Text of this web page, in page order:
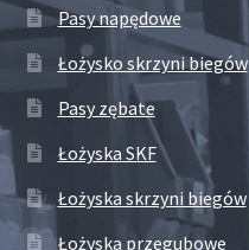
Pasy napędowe
Łożysko skrzyni biegów
Pasy zębate
Łożyska SKF
Łożyska skrzyni biegów
Łożyska przegubowe